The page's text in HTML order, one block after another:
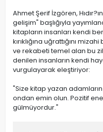
Ahmet Şerif İzgören,
gelişim" başlığıyla
kitapların insanları kendi
kırıklığına uğrattığını
ve rekabeti temel alan bu
denilen insanların kendi
vurgulayarak eleştiriyor:
"Size kitap yazan
ondan emin olun. Pozitif
gülmüyordur."